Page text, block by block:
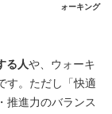
ォーキング
る人や、ウォーキ
す。ただし「快適
推進力のバランス